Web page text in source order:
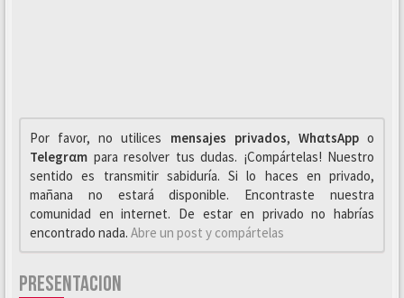
Por favor, no utilices mensajes privados, WhαtsAppo
Telegrαm para resolver tus dudas. ¡Compártelas! Nuestro
sentido es transmitir sabiduría. Si lo haces en privado,
mañana no estará disponible. Encontraste nuestra
comunidad en internet. De estar en privado no habrías
encontrado nada. Abre un post y compártelas
PRESENTACION